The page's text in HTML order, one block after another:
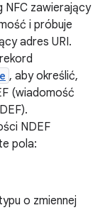
NFC zawierający
i próbuje
adres URI.
, aby określić,
(wiadomość
NDEF
pola:
o zmiennej